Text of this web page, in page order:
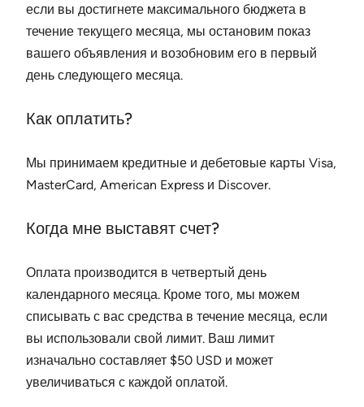
если вы достигнете максимального бюджета в
течение текущего месяца, мы остановим показ
вашего объявления и возобновим его в первый
день следующего месяца.
Как оплатить?
Мы принимаем кредитные и дебетовые карты Visa,
MasterCard, American Express и Discover.
Когда мне выставят счет?
Оплата производится в четвертый день
календарного месяца. Кроме того, мы можем
списывать с вас средства в течение месяца, если
вы использовали свой лимит. Ваш лимит
изначально составляет $50 USD и может
увеличиваться с каждой оплатой.